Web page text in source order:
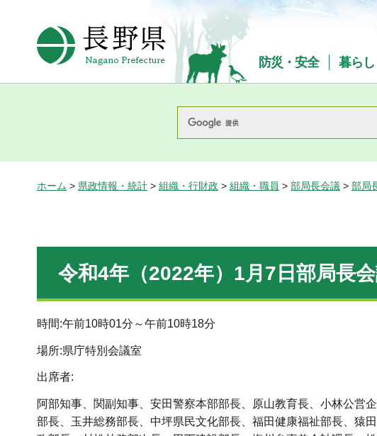
長野県Nagano Prefecture
防災・安全 暮ら
ホーム > 県政情報・統計 > 組織・行財政 > 組織・職員 > 部局長会議 > 部局
令和4年（2022年）1月7日部局長
時間:午前10時01分～午前10時18分
場所:県庁特別会議室
出席者:
阿部知事、関副知事、安田警察本部部長、原山教育長、小林公営
部長、玉井総務部長、中坪県民文化部長、福田健康福祉部長、猿